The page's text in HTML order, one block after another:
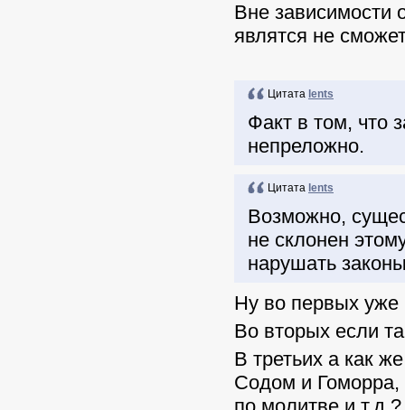
Вне зависимости
являтся не
Цитата lents
Факт в том, что
непреложно.
Цитата lents
Возможно,
не склонен
нарушать
Ну во первых уже
Во вторых если
В третьих а как
Содом и Гоморра,